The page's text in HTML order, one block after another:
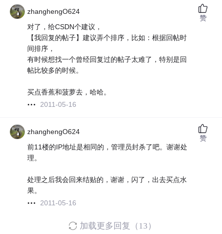
zhanghengO624
对了，给CSDN个建议，
【我回复的帖子】建议弄个排序，比如：根据回帖时
间排序，
有时候想找一个曾经回复过的帖子太难了，特别是回
帖比较多的时候。
买点香蕉和菠萝去，哈哈。
2011-05-16
赞
zhanghengO624
前11楼的IP地址是相同的，管理员封杀了吧。谢谢处
理。
处理之后我会回来结贴的，谢谢，闪了，出去买点水
果。
2011-05-16
赞
加载更多回复（13）